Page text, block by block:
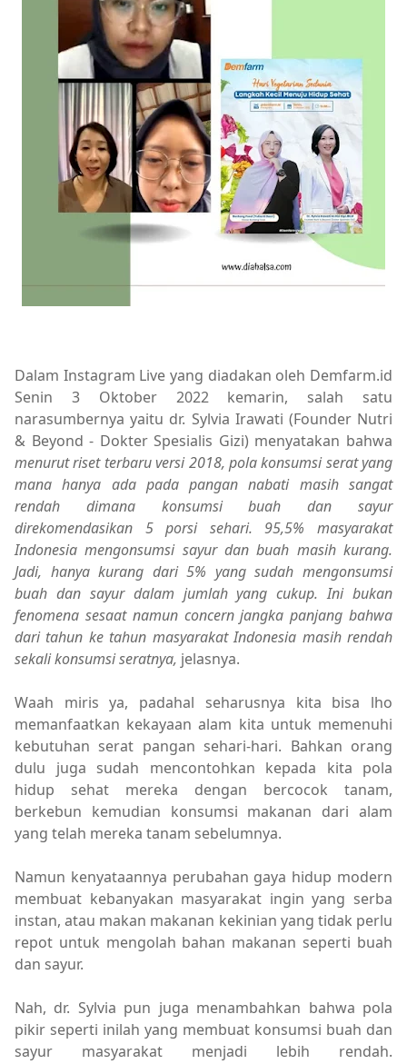
Dalam Instagram Live yang diadakan oleh Demfarm.id
Senin 3 Oktober 2022 kemarin, salah satu
narasumbernya yaitu dr. Sylvia Irawati (Founder Nutri
& Beyond - Dokter Spesialis Gizi) menyatakan bahwa
menurut riset terbaru versi 2018, pola konsumsi serat yang
mana hanya ada pada pangan nabati masih sangat
rendah dimana konsumsi buah dan sayur
direkomendasikan 5 porsi sehari. 95,5% masyarakat
Indonesia mengonsumsi sayur dan buah masih kurang.
Jadi, hanya kurang dari 5% yang sudah mengonsumsi
buah dan sayur dalam jumlah yang cukup. Ini bukan
fenomena sesaat namun concern jangka panjang bahwa
dari tahun ke tahun masyarakat Indonesia masih rendah
sekali konsumsi seratnya, jelasnya.
Waah miris ya, padahal seharusnya kita bisa lho
memanfaatkan kekayaan alam kita untuk memenuhi
kebutuhan serat pangan sehari-hari. Bahkan orang
dulu juga sudah mencontohkan kepada kita pola
hidup sehat mereka dengan bercocok tanam,
berkebun kemudian konsumsi makanan dari alam
yang telah mereka tanam sebelumnya.
Namun kenyataannya perubahan gaya hidup modern
membuat kebanyakan masyarakat ingin yang serba
instan, atau makan makanan kekinian yang tidak perlu
repot untuk mengolah bahan makanan seperti buah
dan sayur.
Nah, dr. Sylvia pun juga menambahkan bahwa pola
pikir seperti inilah yang membuat konsumsi buah dan
sayur masyarakat menjadi lebih rendah.